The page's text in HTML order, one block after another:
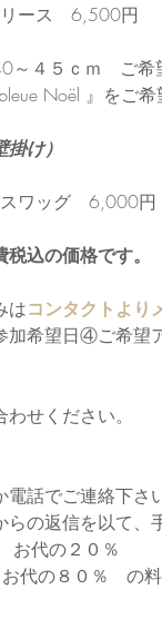
ース　6,500円
～４５ｃｍ　ご希
Noël 』をご
け）
ワッグ　6,000円
込の価格です。
はコンタクトより
希望日④ご希望
せください。
話でご連絡下さい
の返信を以て、
お代の２０％
代の８０％　の料